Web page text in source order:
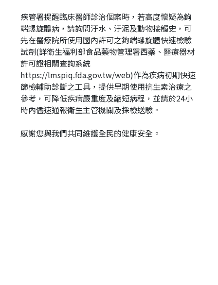
疾管署提醒臨床醫師診治個案時，若高度懷疑為鉤
端螺旋體病，請詢問汙水、汙泥及動物接觸史，可
先在醫療院所使用國內許可之鉤端螺旋體快速檢驗
試劑(詳衛生福利部食品藥物管理署西藥、醫療器材
許可證相關查詢系統
https://lmspiq.fda.gov.tw/web)作為疾病初期快速
篩檢輔助診斷之工具，提供早期使用抗生素治療之
參考，可降低疾病嚴重度及縮短病程，並請於24小
時內儘速通報衛生主管機關及採檢送驗。
感謝您與我們共同維護全民的健康安全。